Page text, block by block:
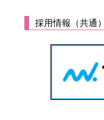
採用情報（共通）